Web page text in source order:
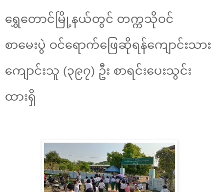
ရွှေတောင်မြို့နယ်တွင် တက္ကသိုဝင်
စာမေးပွဲ ဝင်ရောက်ဖြေဆိုရန်ကျောင်းသား
ကျောင်းသူ (၃၉၇) ဦး စာရင်းပေးသွင်း
ထားရှိ